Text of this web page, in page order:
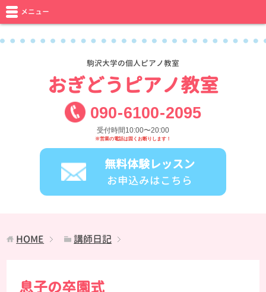
駒沢大学の個人ピアノ教室
おぎどうピアノ教室
090-6100-2095
受付時間10:00〜20:00
※営業の電話は固くお断りします！
無料体験レッスン
お申込みはこちら
メニュー
HOME 講師日記
息子の卒園式